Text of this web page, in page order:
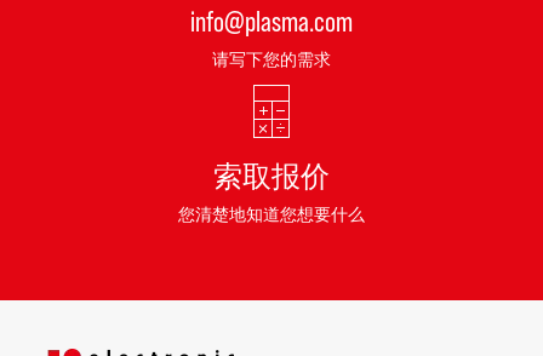
info@plasma.com
请写下您的需求
索取报价
您清楚地知道您想要什么